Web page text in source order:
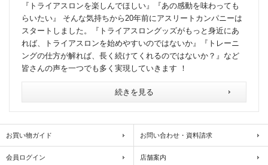
『トライアスロンを楽しんでほしい』『あの感動を味わっても
らいたい』 そんな気持ちから20年前にアスリートカンパニーは
スタートしました。『トライアスロングッズがもっと身近にあ
れば、トライアスロンを始めやすいのではないか』『トレーニ
ングの仕方が解れば、長く続けてくれるのではないか？』など
皆さんの声を一つでも多く実現していきます ！
続きを見る
お買い物ガイド お問い合わせ・資料請求
会員ログイン 店舗案内